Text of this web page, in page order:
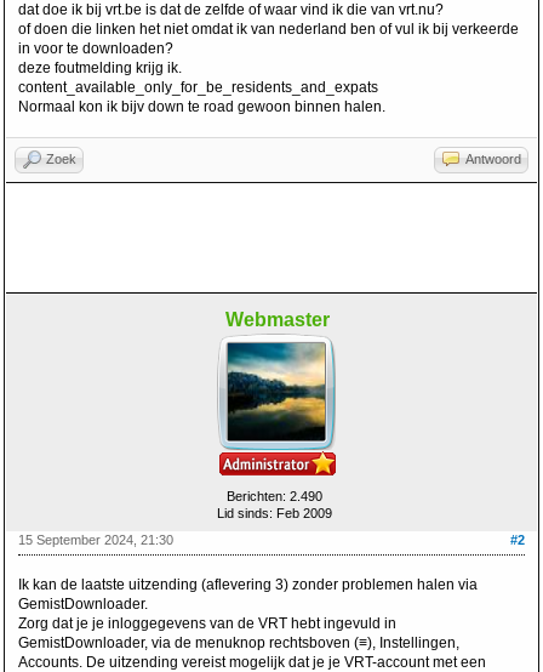
dat doe ik bij vrt.be is dat de zelfde of waar vind ik die van vrt.nu?
of doen die linken het niet omdat ik van nederland ben of vul ik bij verkeerde
in voor te downloaden?
deze foutmelding krijg ik.
content_available_only_for_be_residents_and_expats
Normaal kon ik bijv down te road gewoon binnen halen.
Zoek Antwoord
Webmaster
Berichten: 2.490
Lid sinds: Feb 2009
#2
15 September 2024, 21:30
Ik kan de laatste uitzending (aflevering 3) zonder problemen halen via
GemistDownloader.
Zorg dat je je inloggegevens van de VRT hebt ingevuld in
GemistDownloader, via de menuknop rechtsboven (≡), Instellingen,
Accounts. De uitzending vereist mogelijk dat je je VRT-account met een